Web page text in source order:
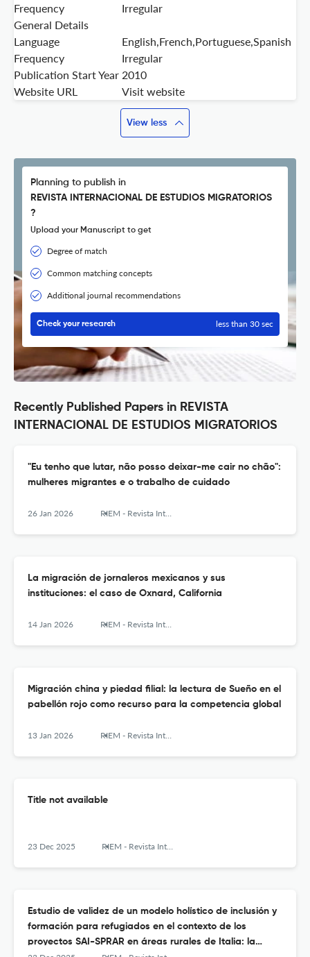
Frequency
Irregular
General Details
Language
English,French,Portuguese,Spanish
Frequency
Irregular
Publication Start Year 2010
Website URL
Visit website
View less
Planning to publish in
REVISTA INTERNACIONAL DE ESTUDIOS MIGRATORIOS
?
Upload your Manuscript to get
Degree of match
Common matching concepts
Additional journal recommendations
Check your research less than 30 sec
Recently Published Papers in REVISTA
INTERNACIONAL DE ESTUDIOS MIGRATORIOS
"Eu tenho que lutar, não posso deixar-me cair no chão":
mulheres migrantes e o trabalho de cuidado
26 Jan 2026 RIEM - Revista Internacional de Estudios Migratorios
La migración de jornaleros mexicanos y sus
instituciones: el caso de Oxnard, California
14 Jan 2026 RIEM - Revista Internacional de Estudios Migratorios
Migración china y piedad filial: la lectura de Sueño en el
pabellón rojo como recurso para la competencia global
13 Jan 2026 RIEM - Revista Internacional de Estudios Migratorios
Title not available
23 Dec 2025 RIEM - Revista Internacional de Estudios Migratorios
Estudio de validez de un modelo holístico de inclusión y
formación para refugiados en el contexto de los
proyectos SAI-SPRAR en áreas rurales de Italia: la